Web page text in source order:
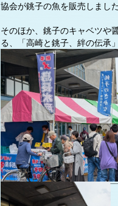
協会が銚子の魚を販売しました
そのほか、銚子のキャベツや
る、「高崎と銚子、絆の伝承